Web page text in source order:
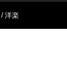
洋楽